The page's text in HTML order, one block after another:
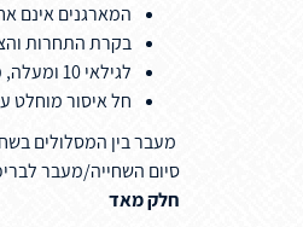
המארגנים אינם
בקרת התחרות
לגילאי 10 ומעלה, מותרת קפיצת ראש אך ורק משפת הבריכה.
חל איסור מוחלט על ילדים
מעבר בין המסלולים
סיום השחייה/מעבר
חלק מאד